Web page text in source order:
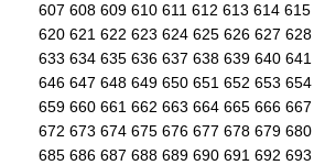
607 608 609 610 611 612 613 614 615
620 621 622 623 624 625 626 627 628
633 634 635 636 637 638 639 640 641
646 647 648 649 650 651 652 653 654
659 660 661 662 663 664 665 666 667
672 673 674 675 676 677 678 679 680
685 686 687 688 689 690 691 692 693